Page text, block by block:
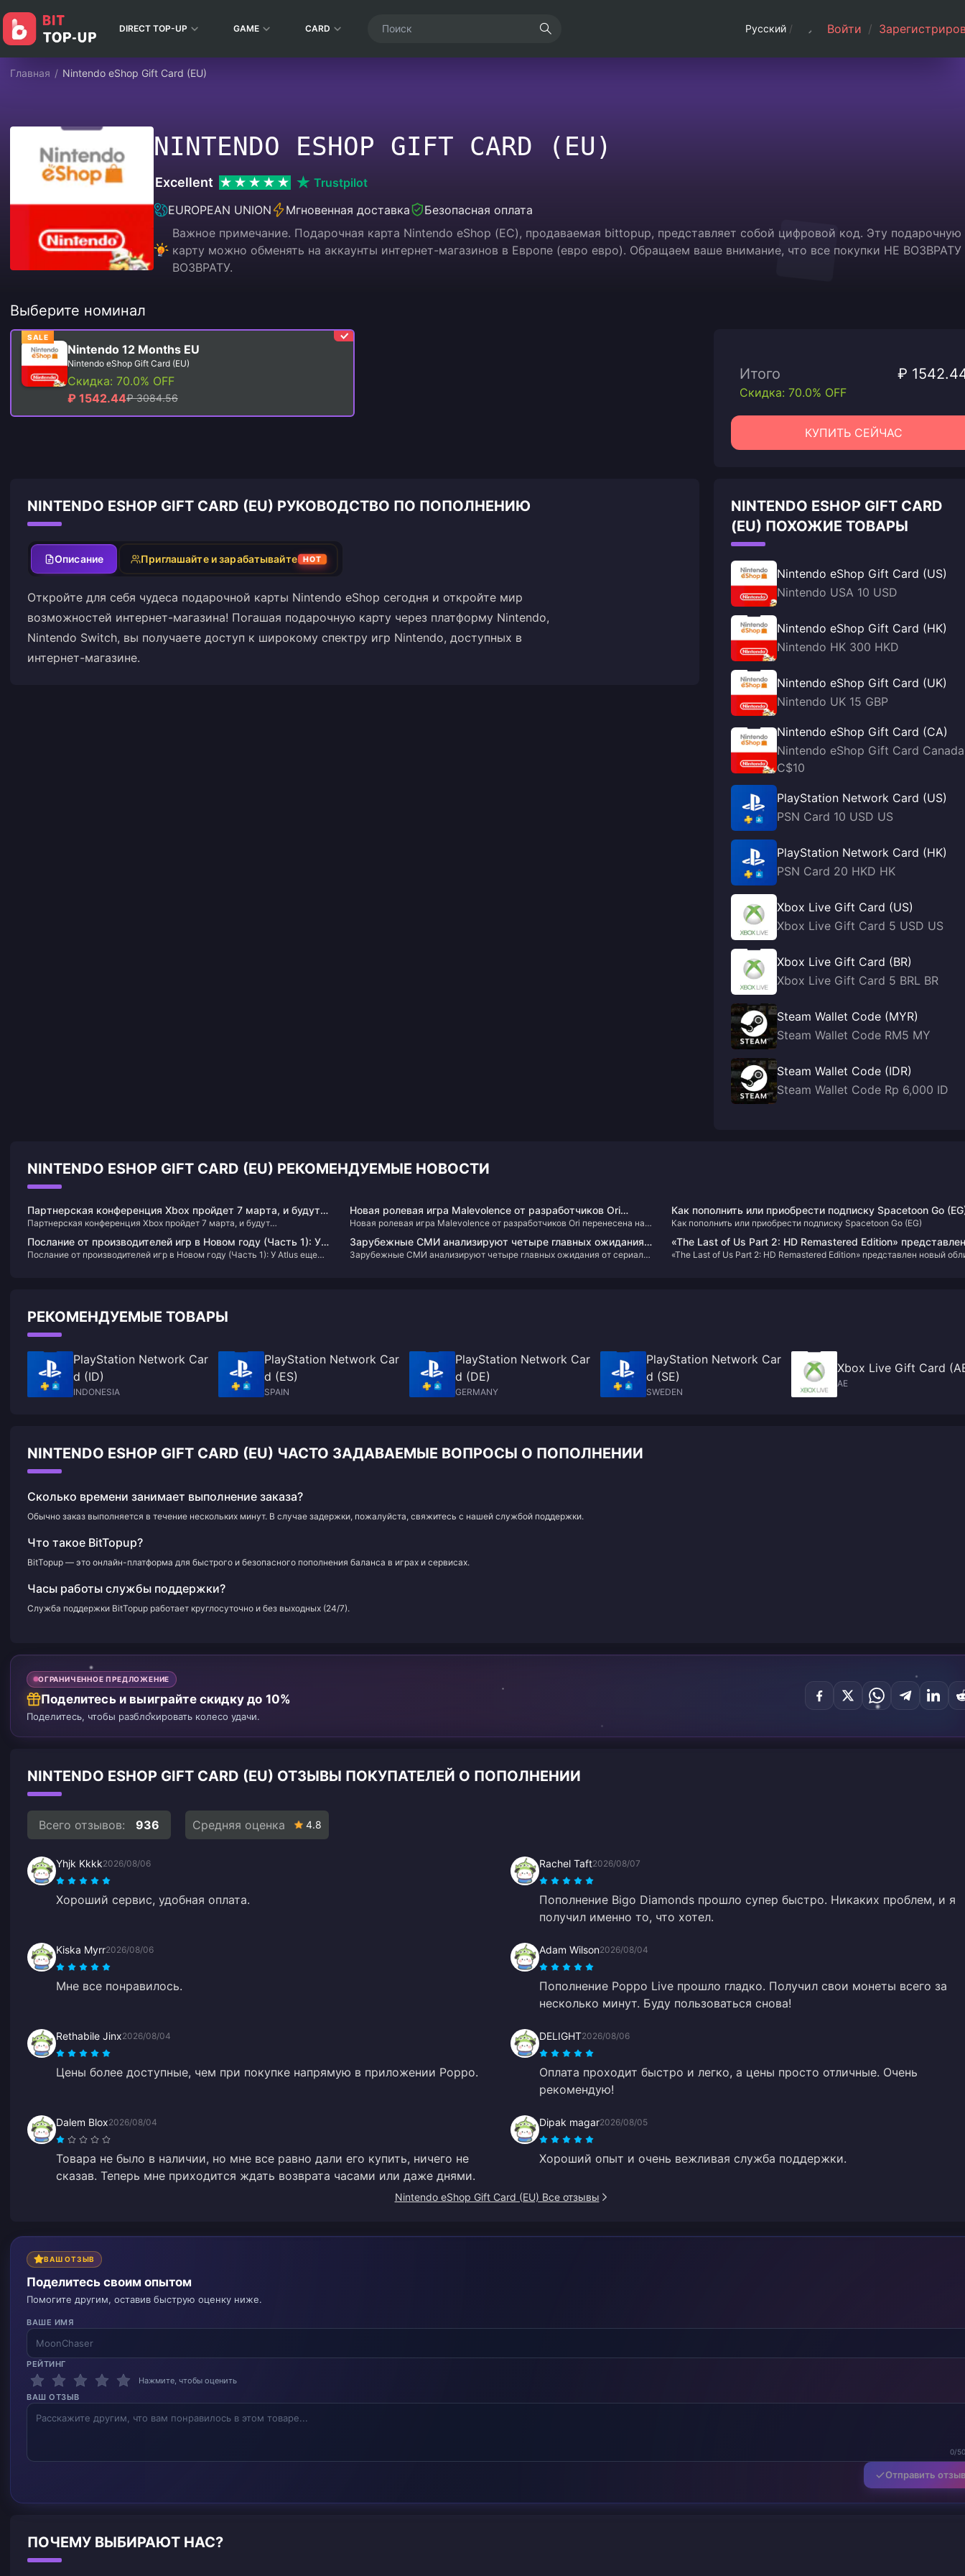
DIRECT TOP-UP GAME CARD Русский / Войти /
Главная / Nintendo eShop Gift Card (EU)
NINTENDO ESHOP GIFT CARD (EU)
Excellent
Trustpilot
EUROPEAN UNION
Мгновенная доставка
Безопасная оплата
Важное примечание. Подарочная карта Nintendo eShop (ЕС), продаваемая bittopup, представляет собой цифровой код. Эту подарочную
карту можно обменять на аккаунты интернет-магазинов в Европе (евро евро). Обращаем ваше внимание, что все покупки НЕ
ВОЗВРАТУ.
Выберите номинал
SALE
Nintendo 12 Months EU
Nintendo eShop Gift Card (EU)
Скидка: 70.0% OFF
₽ 1542.44₽ 3084.56
Итого ₽
Скидка: 70.0% OFF
КУПИТЬ СЕЙЧАС
NINTENDO ESHOP GIFT CARD (EU) РУКОВОДСТВО ПО ПОПОЛНЕНИЮ
Описание Приглашайте и зарабатывайте HOT
Откройте для себя чудеса подарочной карты Nintendo eShop сегодня и откройте мир
возможностей интернет-магазина! Погашая подарочную карту через платформу Nintendo,
Nintendo Switch, вы получаете доступ к широкому спектру игр Nintendo, доступных в
интернет-магазине.
NINTENDO ESHOP GIFT CARD
(EU) ПОХОЖИЕ ТОВАРЫ
Nintendo eShop Gift Card (US)
Nintendo USA 10 USD
Nintendo eShop Gift Card (HK)
Nintendo HK 300 HKD
Nintendo eShop Gift Card (UK)
Nintendo UK 15 GBP
Nintendo eShop Gift Card (CA)
Nintendo eShop Gift Card
C$10
PlayStation Network Card (US)
PSN Card 10 USD US
PlayStation Network Card (HK)
PSN Card 20 HKD HK
Xbox Live Gift Card (US)
Xbox Live Gift Card 5 USD US
Xbox Live Gift Card (BR)
Xbox Live Gift Card 5 BRL BR
Steam Wallet Code (MYR)
Steam Wallet Code RM5 MY
Steam Wallet Code (IDR)
Steam Wallet Code Rp 6,000 ID
NINTENDO ESHOP GIFT CARD (EU) РЕКОМЕНДУЕМЫЕ НОВОСТИ
Партнерская конференция Xbox пройдет 7 марта, и будут
подтверждены новые игры от EA, Capcom и Nexon.
Партнерская конференция Xbox пройдет 7 марта, и будут
Новая ролевая игра Malevolence от разработчиков Ori
перенесена на второй квартал этого года
Новая ролевая игра Malevolence от разработчиков Ori перенесена на
Как пополнить или приобрести подписку Spacetoon Go
Как пополнить или приобрести подписку Spacetoon Go (EG)
Послание от производителей игр в Новом году (Часть 1): У
Atlus еще есть неанонсированные новые игры
Послание от производителей игр в Новом году (Часть 1): У Atlus еще
Зарубежные СМИ анализируют четыре главных ожидания
от сериала «Borderlands» в следующем году
Зарубежные СМИ анализируют четыре главных ожидания от сериала
«The Last of Us Part 2: HD Remastered Edition»
новый облик «Эбби»
«The Last of Us Part 2: HD Remastered Edition» представлен новый
РЕКОМЕНДУЕМЫЕ ТОВАРЫ
PlayStation Network Car
d (ID)
INDONESIA
PlayStation Network Car
d (ES)
SPAIN
PlayStation Network Car
d (DE)
GERMANY
PlayStation Network Car
d (SE)
SWEDEN
Xbox Live Gift Card
AE
NINTENDO ESHOP GIFT CARD (EU) ЧАСТО ЗАДАВАЕМЫЕ ВОПРОСЫ О ПОПОЛНЕНИИ
Сколько времени занимает выполнение заказа?
Обычно заказ выполняется в течение нескольких минут. В случае задержки, пожалуйста, свяжитесь с нашей службой поддержки.
Что такое BitTopup?
BitTopup — это онлайн-платформа для быстрого и безопасного пополнения баланса в играх и сервисах.
Часы работы службы поддержки?
Служба поддержки BitTopup работает круглосуточно и без выходных (24/7).
ОГРАНИЧЕННОЕ ПРЕДЛОЖЕНИЕ
Поделитесь и выиграйте скидку до 10%
Поделитесь, чтобы разблокировать колесо удачи.
NINTENDO ESHOP GIFT CARD (EU) ОТЗЫВЫ ПОКУПАТЕЛЕЙ О ПОПОЛНЕНИИ
Всего отзывов: 936 Средняя оценка 4.8
Yhjk Kkkk2026/08/06
Хороший сервис, удобная оплата.
Rachel Taft2026/08/07
Пополнение Bigo Diamonds прошло супер быстро. Никаких проблем, и я
получил именно то, что хотел.
Kiska Myrr2026/08/06
Мне все понравилось.
Adam Wilson2026/08/04
Пополнение Poppo Live прошло гладко. Получил свои монеты всего за
несколько минут. Буду пользоваться снова!
Rethabile Jinx2026/08/04
Цены более доступные, чем при покупке напрямую в приложении Poppo.
DELIGHT2026/08/06
Оплата проходит быстро и легко, а цены просто отличные. Очень
рекомендую!
Dalem Blox2026/08/04
Товара не было в наличии, но мне все равно дали его купить, ничего не
сказав. Теперь мне приходится ждать возврата часами или даже днями.
Dipak magar2026/08/05
Хороший опыт и очень вежливая служба поддержки.
Nintendo eShop Gift Card (EU) Все отзывы
ВАШ ОТЗЫВ
Поделитесь своим опытом
Помогите другим, оставив быструю оценку ниже.
ВАШЕ ИМЯ
РЕЙТИНГ
Нажмите, чтобы оценить
ВАШ ОТЗЫВ
0/
Отправить отзыв
ПОЧЕМУ ВЫБИРАЮТ НАС?